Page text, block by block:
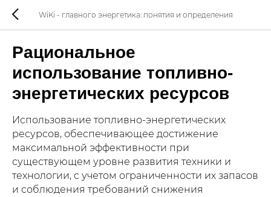
WiKi - главного энергетика: понятия и определения
Рациональное
использование топливно-
энергетических ресурсов
Использование топливно-энергетических
ресурсов, обеспечивающее достижение
максимальной эффективности при
существующем уровне развития техники и
технологии, с учетом ограниченности их запасов
и соблюдения требований снижения